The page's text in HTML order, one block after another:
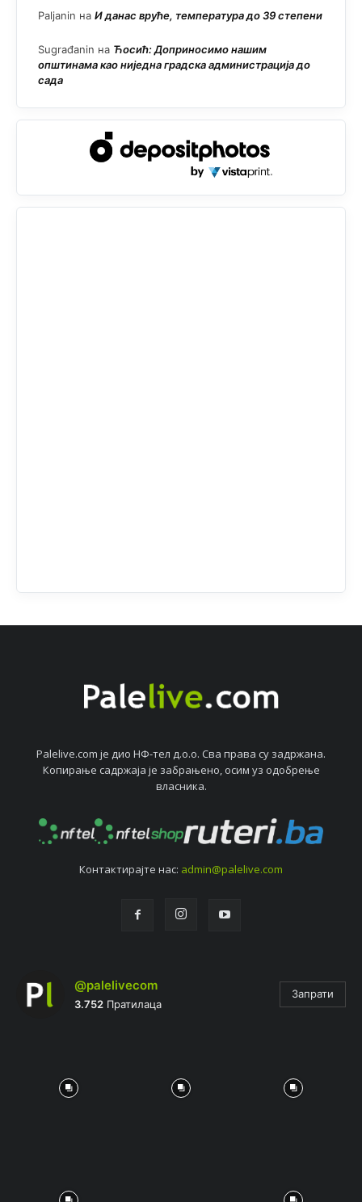
Paljanin на И данас вруће, температура до 39 степени
Sugrađanin на Ћосић: Доприносимо нашим
општинама као ниједна градска администрација до
сада
Palelive.com јe дио НФ-тeл д.о.о. Сва права су задржана.
Копирањe садржаја јe забрањeно, осим уз одобрeњe
власника.
Контактирајтe нас: admin@palelive.com
@palelivecom
3.752 Пратилаца
Запрати